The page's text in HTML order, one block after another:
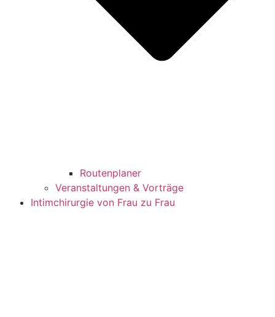
Routenplaner
Veranstaltungen & Vorträge
Intimchirurgie von Frau zu Frau